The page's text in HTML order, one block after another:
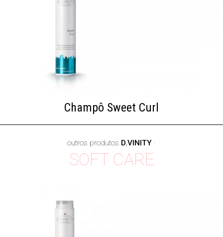
Champô Sweet Curl
outros produtos D.VINITY ·
SOFT CARE